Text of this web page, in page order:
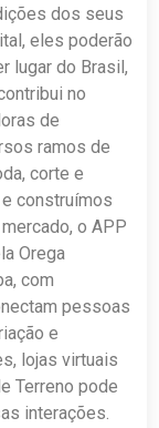
dos seus
eles poderão
lugar do Brasil,
no
de
ramos de
corte e
construímos
o APP
Orega
com
pessoas
e
lojas virtuais
Terreno pode
interações.